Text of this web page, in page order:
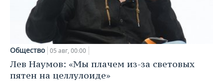
Общество 05 авг, 00:00
Лев Наумов: «Мы плачем из-за световых
пятен на целлулоиде»